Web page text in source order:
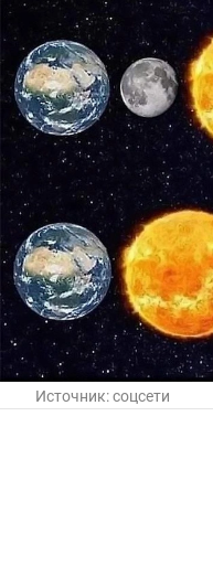
Источник:соцсети